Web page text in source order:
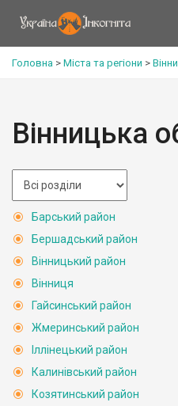
Головна > Міста та регіони >
Вінницька
Барський район
Бершадський район
Вінницький район
Вінниця
Гайсинський район
Жмеринський район
Іллінецький район
Калинівський район
Козятинський район